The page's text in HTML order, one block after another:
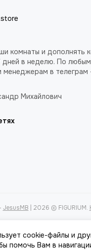
комнаты и дополнять
дней в неделю. По
менеджерам в телеграм
Михайлович
JesusMB | 2026 © FIGURIUM.
информация,
cookie-файлы и
помочь Вам в